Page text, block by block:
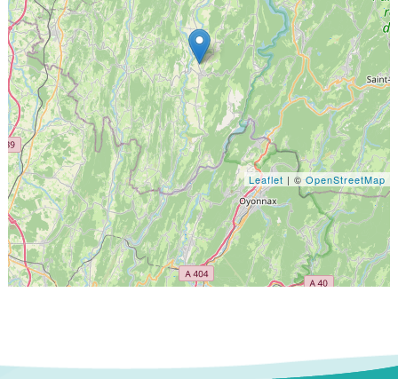
Leaflet | ©OpenStreetMap